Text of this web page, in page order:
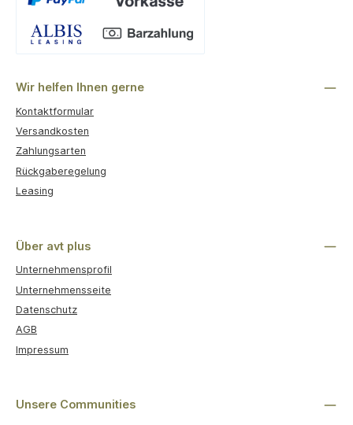
Wir helfen Ihnen gerne
Kontaktformular
Versandkosten
Zahlungsarten
Rückgaberegelung
Leasing
Über avt plus
Unternehmensprofil
Unternehmensseite
Datenschutz
AGB
Impressum
Unsere Communities